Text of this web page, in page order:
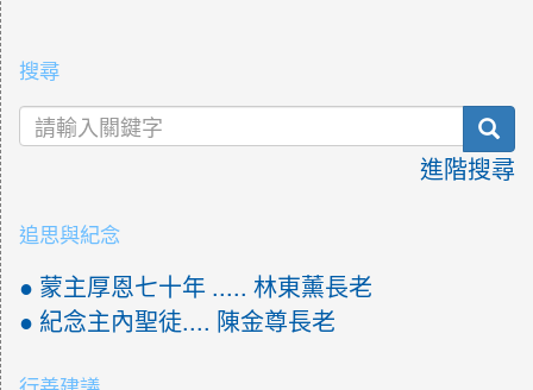
搜尋
進階搜尋
追思與紀念
● 蒙主厚恩七十年 ..... 林東薰長老
● 紀念主內聖徒.... 陳金尊長老